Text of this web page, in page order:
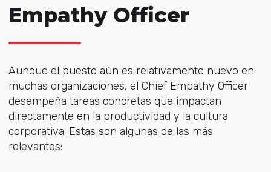
Empathy Officer
Aunque el puesto aún es relativamente nuevo en
muchas organizaciones, el Chief Empathy Officer
desempeña tareas concretas que impactan
directamente en la productividad y la cultura
corporativa. Estas son algunas de las más
relevantes: